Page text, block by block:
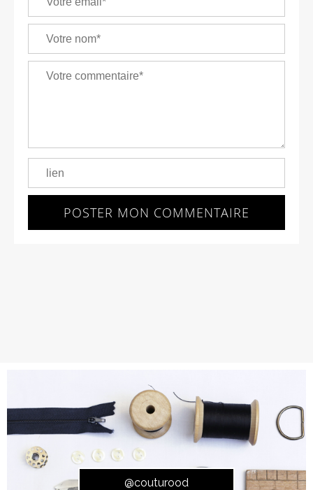
POSTER MON COMMENTAIRE
@couturood